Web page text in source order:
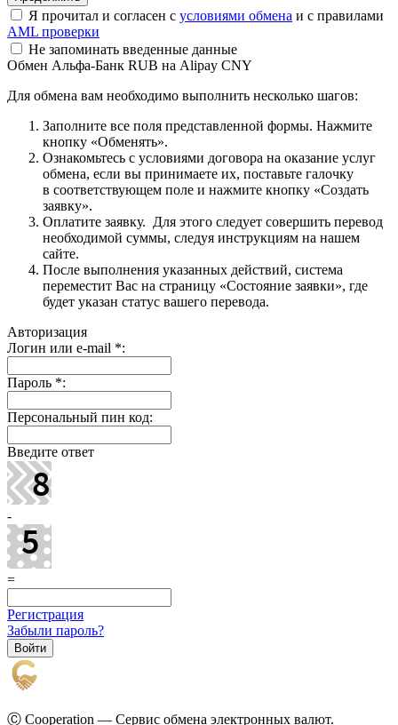
Я прочитал и согласен с условиями обмена и с правилами
AML проверки
Не запоминать введенные данные
Обмен Альфа-Банк RUB на Alipay CNY
Для обмена вам необходимо выполнить несколько шагов:
Заполните все поля представленной формы. Нажмите
кнопку «Обменять».
Ознакомьтесь с условиями договора на оказание услуг
обмена, если вы принимаете их, поставьте галочку
в соответствующем поле и нажмите кнопку «Создать
заявку».
Оплатите заявку. Для этого следует совершить перевод
необходимой суммы, следуя инструкциям на нашем
сайте.
После выполнения указанных действий, система
переместит Вас на страницу «Состояние заявки», где
будет указан статус вашего перевода.
Авторизация
Логин или e-mail *:
Пароль *:
Персональный пин код:
Введите ответ
-
=
Регистрация
Забыли пароль?
Ⓒ Cooperation — Сервис обмена электронных валют.